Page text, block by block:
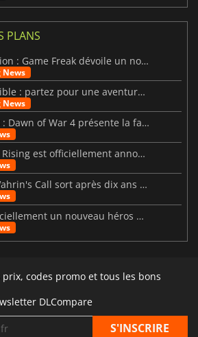
PLANS
Beast of Reincarnation : Game Freak dévoile un nouveau pari
News
Big Walk est disponible : partez pour une aventure entre amis
News
Warhammer 40 000 : Dawn of War 4 présente la faction des Nécrons
Le DLC Nioh 3 : Hell Rising est officiellement annoncé
Forsaken Realms : Vahrin's Call sort après dix ans de développement
For Honor lance officiellement un nouveau héros nommé Arakure
codes promo et tous les bons
DLCompare